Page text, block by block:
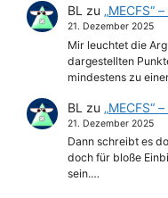
BL zu „MECFS“
21. Dezember 2025
Mir leuchtet die
dargestellten
mindestens zu
BL zu „MECFS“
21. Dezember 2025
Dann schreibt es
doch für bloße
sein.…